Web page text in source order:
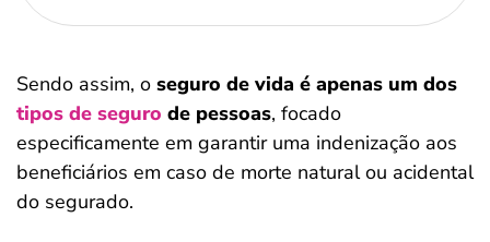
Sendo assim, o seguro de vida é apenas um dos
tipos de seguro de pessoas, focado
especificamente em garantir uma indenização aos
beneficiários em caso de morte natural ou acidental
do segurado.